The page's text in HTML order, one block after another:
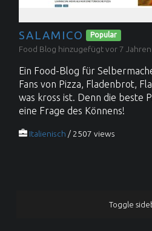
SALAMICO Popular
Food Blog hinzugefügt vor 7
Ein Food-Blog für
Fans von Pizza, Fladenbrot,
was kross ist. Denn die beste
eine Frage des Könnens!
Italienisch / 2507 views
Toggle